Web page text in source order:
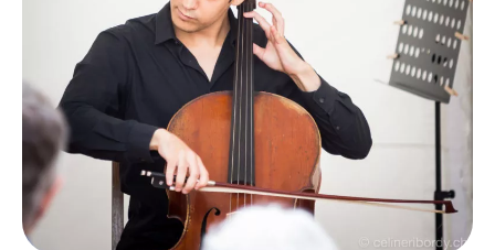
Friends and
sponsors
Home
Professors
Camp
Concerts